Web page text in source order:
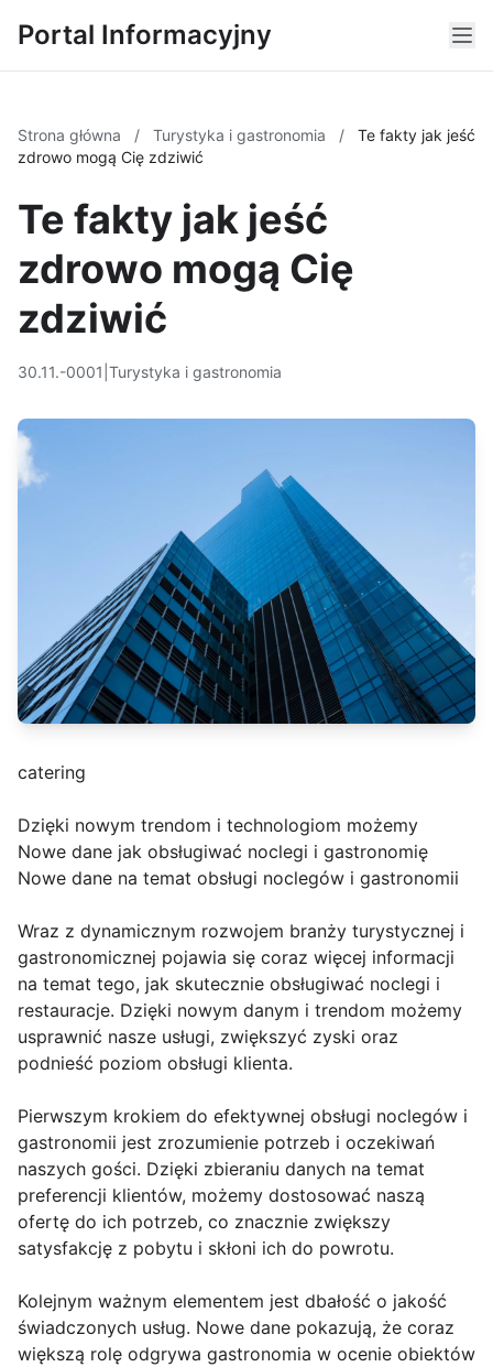
Portal Informacyjny
Strona główna / Turystyka i gastronomia /
Te fakty jak jeść
zdrowo mogą Cię zdziwić
Te fakty jak jeść
zdrowo mogą Cię
zdziwić
30.11.-0001 Turystyka i gastronomia
catering
Dzięki nowym trendom i technologiom możemy
Nowe dane jak obsługiwać noclegi i gastronomię
Nowe dane na temat obsługi noclegów i gastronomii
Wraz z dynamicznym rozwojem branży turystycznej i
gastronomicznej pojawia się coraz więcej informacji
na temat tego, jak skutecznie obsługiwać noclegi i
restauracje. Dzięki nowym danym i trendom możemy
usprawnić nasze usługi, zwiększyć zyski oraz
podnieść poziom obsługi klienta.
Pierwszym krokiem do efektywnej obsługi noclegów i
gastronomii jest zrozumienie potrzeb i oczekiwań
naszych gości. Dzięki zbieraniu danych na temat
preferencji klientów, możemy dostosować naszą
ofertę do ich potrzeb, co znacznie zwiększy
satysfakcję z pobytu i skłoni ich do powrotu.
Kolejnym ważnym elementem jest dbałość o jakość
świadczonych usług. Nowe dane pokazują, że coraz
większą rolę odgrywa gastronomia w ocenie obiektów